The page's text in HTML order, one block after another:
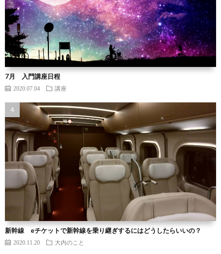
7月 入門講座日程
2020.07.04 講座
新幹線 eチケットで新幹線を乗り継ぎするにはどうしたらいいの？
2020.11.20 大内のこと